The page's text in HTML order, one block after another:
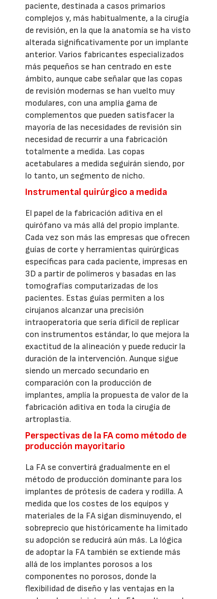
paciente, destinada a casos primarios
complejos y, más habitualmente, a la cirugía
de revisión, en la que la anatomía se ha visto
alterada significativamente por un implante
anterior. Varios fabricantes especializados
más pequeños se han centrado en este
ámbito, aunque cabe señalar que las copas
de revisión modernas se han vuelto muy
modulares, con una amplia gama de
complementos que pueden satisfacer la
mayoría de las necesidades de revisión sin
necesidad de recurrir a una fabricación
totalmente a medida. Las copas
acetabulares a medida seguirán siendo, por
lo tanto, un segmento de nicho.
Instrumental quirúrgico a medida
El papel de la fabricación aditiva en el
quirófano va más allá del propio implante.
Cada vez son más las empresas que ofrecen
guías de corte y herramientas quirúrgicas
específicas para cada paciente, impresas en
3D a partir de polímeros y basadas en las
tomografías computarizadas de los
pacientes. Estas guías permiten a los
cirujanos alcanzar una precisión
intraoperatoria que sería difícil de replicar
con instrumentos estándar, lo que mejora la
exactitud de la alineación y puede reducir la
duración de la intervención. Aunque sigue
siendo un mercado secundario en
comparación con la producción de
implantes, amplía la propuesta de valor de la
fabricación aditiva en toda la cirugía de
artroplastia.
Perspectivas de la FA como método de
producción mayoritario
La FA se convertirá gradualmente en el
método de producción dominante para los
implantes de prótesis de cadera y rodilla. A
medida que los costes de los equipos y
materiales de la FA sigan disminuyendo, el
sobreprecio que históricamente ha limitado
su adopción se reducirá aún más. La lógica
de adoptar la FA también se extiende más
allá de los implantes porosos a los
componentes no porosos, donde la
flexibilidad de diseño y las ventajas en la